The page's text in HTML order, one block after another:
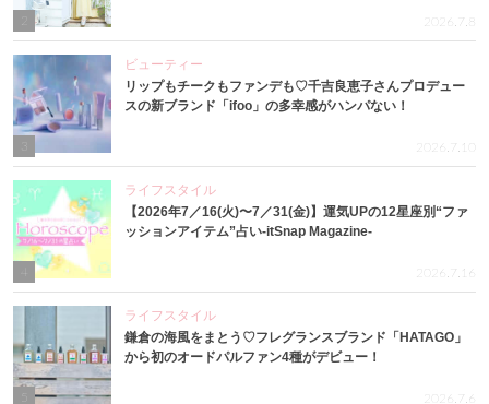
2026.7.8
3
ビューティー
リップもチークもファンデも♡千吉良恵子さんプロデュー
スの新ブランド「ifoo」の多幸感がハンパない！
2026.7.10
4
ライフスタイル
【2026年7／16(火)〜7／31(金)】運気UPの12星座別“ファ
ッションアイテム”占い-itSnap Magazine-
2026.7.16
ライフスタイル
鎌倉の海風をまとう♡フレグランスブランド「HATAGO」
から初のオードパルファン4種がデビュー！
2026.7.6